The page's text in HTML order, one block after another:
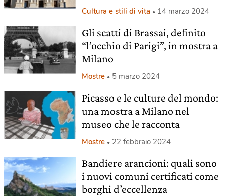
Cultura e stili di vita 14 marzo 2024
Gli scatti di Brassai, definito
“l’occhio di Parigi”, in mostra a
Milano
Mostre 5 marzo 2024
Picasso e le culture del mondo:
una mostra a Milano nel
museo che le racconta
Mostre 22 febbraio 2024
Bandiere arancioni: quali sono
i nuovi comuni certificati come
borghi d’eccellenza